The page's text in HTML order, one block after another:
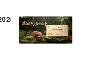
灵芝孢子粉科学选购全